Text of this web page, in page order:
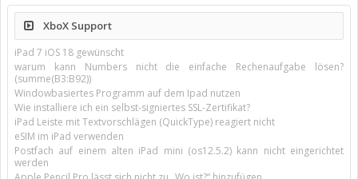
XboX Support
iPad 7 iOS 18 gewünscht
warum kann Numbers nicht die einfache Rechenaufgabe lösen?
(summe(B3:B92))
Windowbasiertes Programm auf dem Ipad nutzen
Wie installiere ich ein selbst-signiertes SSL-Zertifikat?
iPad Leiste mit Textvorschlägen (QuickType) reagiert nicht
eSIM im iPad verwenden
Postfach auf einem alten iPad mini (os12.5.2) kann nicht eingerichtet
werden